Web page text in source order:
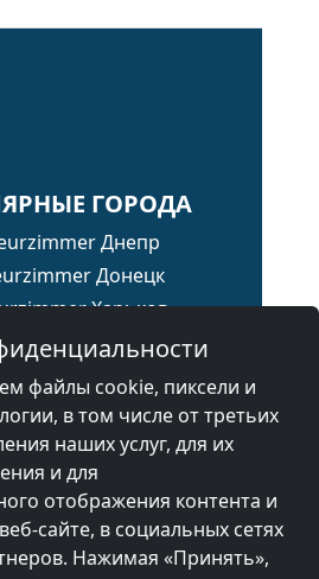
ГОРОДА
Днепр
Донецк
Харьков
Киев
Одесса
Запорожье
файлы cookie, пиксели и
в том числе от третьих
наших услуг, для их
и для
отображения контента и
сайте, в социальных сетях
Нажимая «Принять»,